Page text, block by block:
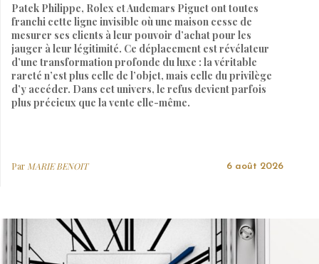
Patek Philippe, Rolex et Audemars Piguet ont toutes
franchi cette ligne invisible où une maison cesse de
mesurer ses clients à leur pouvoir d’achat pour les
jauger à leur légitimité. Ce déplacement est révélateur
d’une transformation profonde du luxe : la véritable
rareté n’est plus celle de l’objet, mais celle du privilège
d’y accéder. Dans cet univers, le refus devient parfois
plus précieux que la vente elle-même.
Par MARIE BENOIT 6 août 2026